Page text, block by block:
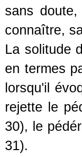
sans
connaître,
La solitude
en termes
lorsqu'il
rejette le
30), le
31).